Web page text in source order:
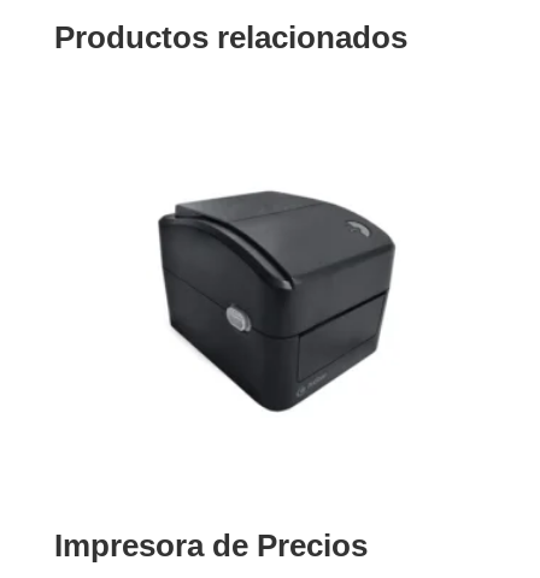
Productos relacionados
Impresora de Precios